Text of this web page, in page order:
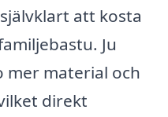
att kosta
Ju
mer material och
direkt